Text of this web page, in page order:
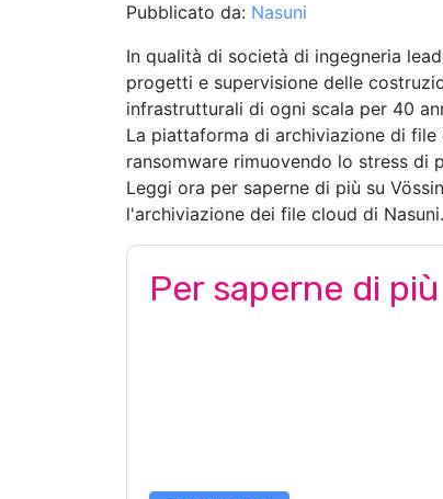
Pubblicato da: Nasuni
In qualità di società di ingegneria
progetti e supervisione delle
infrastrutturali di ogni scala per 40
La piattaforma di archiviazione di
ransomware rimuovendo lo stress di
Leggi ora per saperne di più su
l'archiviazione dei file cloud di Nasuni.
Per saperne di più